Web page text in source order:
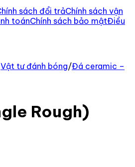
sách đổi trảChính sách vận
toánChính sách bảo mậtĐiều
Vật tư đánh bóng/Đá ceramic –
Rough)